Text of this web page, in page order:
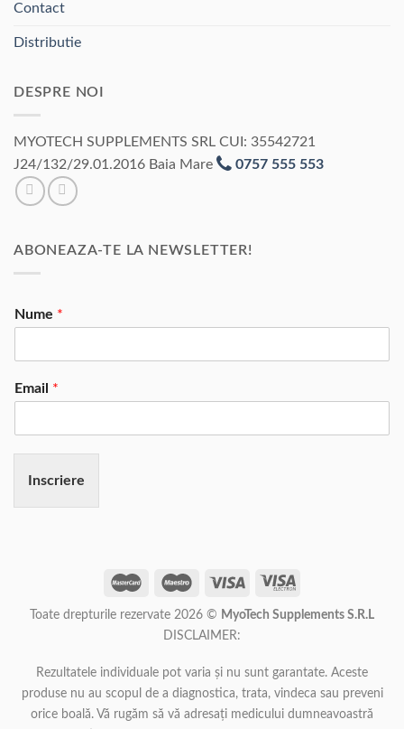
Contact
Distributie
DESPRE NOI
MYOTECH SUPPLEMENTS SRL CUI: 35542721
J24/132/29.01.2016 Baia Mare
0757 555 553
ABONEAZA-TE LA NEWSLETTER!
Nume *
Email *
Inscriere
Toate drepturile rezervate 2026 © MyoTech Supplements S.R.L
DISCLAIMER:
Rezultatele individuale pot varia și nu sunt garantate. Aceste
produse nu au scopul de a diagnostica, trata, vindeca sau preveni
orice boală. Vă rugăm să vă adresați medicului dumneavoastră